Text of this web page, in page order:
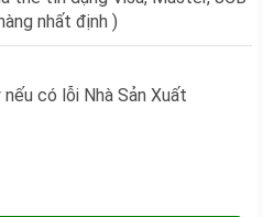
nhất định )
có lỗi Nhà Sản Xuất